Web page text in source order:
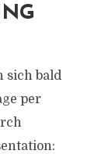
sich bald
per